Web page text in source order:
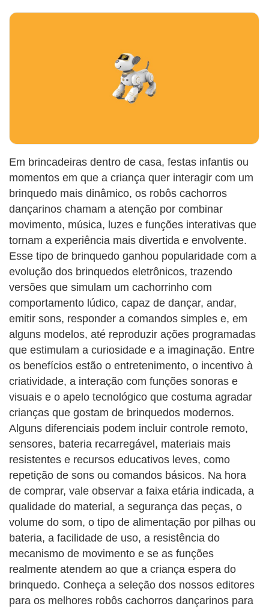
Em brincadeiras dentro de casa, festas infantis ou
momentos em que a criança quer interagir com um
brinquedo mais dinâmico, os robôs cachorros
dançarinos chamam a atenção por combinar
movimento, música, luzes e funções interativas que
tornam a experiência mais divertida e envolvente.
Esse tipo de brinquedo ganhou popularidade com a
evolução dos brinquedos eletrônicos, trazendo
versões que simulam um cachorrinho com
comportamento lúdico, capaz de dançar, andar,
emitir sons, responder a comandos simples e, em
alguns modelos, até reproduzir ações programadas
que estimulam a curiosidade e a imaginação. Entre
os benefícios estão o entretenimento, o incentivo à
criatividade, a interação com funções sonoras e
visuais e o apelo tecnológico que costuma agradar
crianças que gostam de brinquedos modernos.
Alguns diferenciais podem incluir controle remoto,
sensores, bateria recarregável, materiais mais
resistentes e recursos educativos leves, como
repetição de sons ou comandos básicos. Na hora
de comprar, vale observar a faixa etária indicada, a
qualidade do material, a segurança das peças, o
volume do som, o tipo de alimentação por pilhas ou
bateria, a facilidade de uso, a resistência do
mecanismo de movimento e se as funções
realmente atendem ao que a criança espera do
brinquedo. Conheça a seleção dos nossos editores
para os melhores robôs cachorros dançarinos para